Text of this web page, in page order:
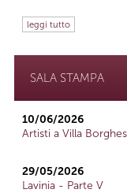
leggi tutto
SALA STAMPA
10/06/2026
Artisti a Villa
29/05/2026
Lavinia - Parte V